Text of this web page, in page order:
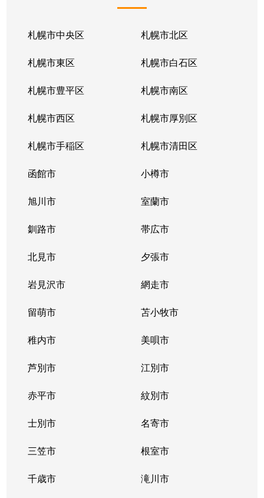
札幌市中央区 札幌市北区
札幌市東区 札幌市白石区
札幌市豊平区 札幌市南区
札幌市西区 札幌市厚別区
札幌市手稲区 札幌市清田区
函館市 小樽市
旭川市 室蘭市
釧路市 帯広市
北見市 夕張市
岩見沢市 網走市
留萌市 苫小牧市
稚内市 美唄市
芦別市 江別市
赤平市 紋別市
士別市 名寄市
三笠市 根室市
千歳市 滝川市